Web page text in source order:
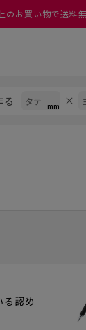
お買い物で送料
る
る認め